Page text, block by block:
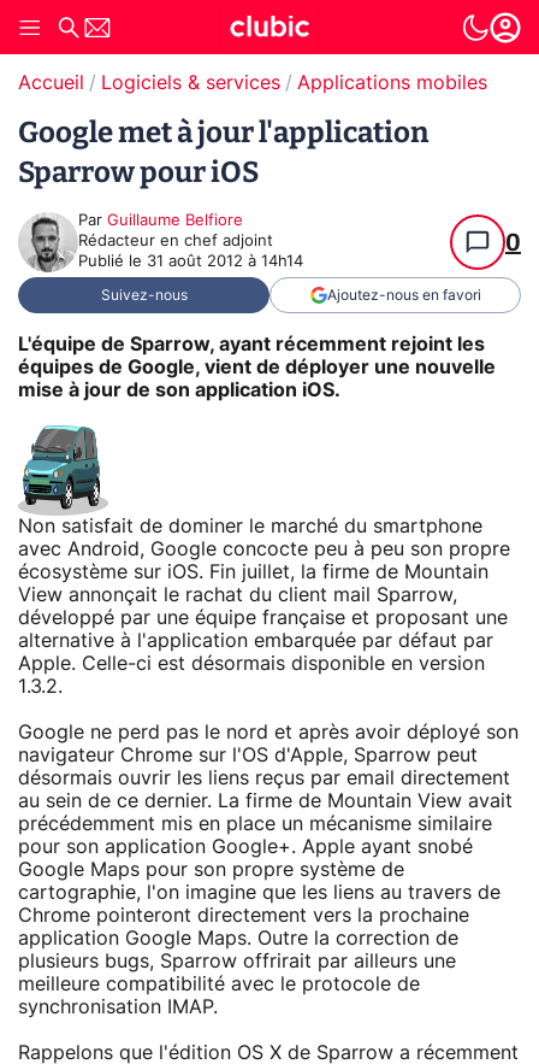
Accueil Logiciels & services Applications mobiles
Google met à jour l'application
Sparrow pour iOS
Par Guillaume Belfiore
Rédacteur en chef adjoint
Publié le 31 août 2012 à 14h14
0
Suivez-nous Ajoutez-nous en favori
L'équipe de Sparrow, ayant récemment rejoint les
équipes de Google, vient de déployer une nouvelle
mise à jour de son application iOS.
Non satisfait de dominer le marché du smartphone
avec Android, Google concocte peu à peu son propre
écosystème sur iOS. Fin juillet, la firme de Mountain
View annonçait le rachat du client mail Sparrow,
développé par une équipe française et proposant une
alternative à l'application embarquée par défaut par
Apple. Celle-ci est désormais disponible en version
1.3.2.
Google ne perd pas le nord et après avoir déployé son
navigateur Chrome sur l'OS d'Apple, Sparrow peut
désormais ouvrir les liens reçus par email directement
au sein de ce dernier. La firme de Mountain View avait
précédemment mis en place un mécanisme similaire
pour son application Google+. Apple ayant snobé
Google Maps pour son propre système de
cartographie, l'on imagine que les liens au travers de
Chrome pointeront directement vers la prochaine
application Google Maps. Outre la correction de
plusieurs bugs, Sparrow offrirait par ailleurs une
meilleure compatibilité avec le protocole de
synchronisation IMAP.
Rappelons que l'édition OS X de Sparrow a récemment